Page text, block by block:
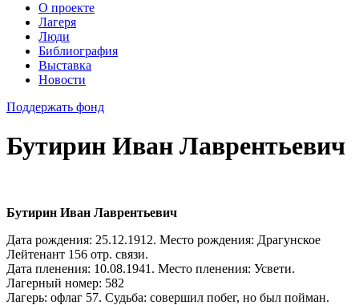
О проекте
Лагеря
Люди
Библиография
Выставка
Новости
Поддержать фонд
Бутирин Иван Лаврентьевич
Бутирин Иван Лаврентьевич
Дата рождения: 25.12.1912. Место рождения: Драгунское
Лейтенант 156 отр. связи.
Дата пленения: 10.08.1941. Место пленения: Усвети.
Лагерный номер: 582
Лагерь: офлаг 57. Судьба: совершил побег, но был пойман.